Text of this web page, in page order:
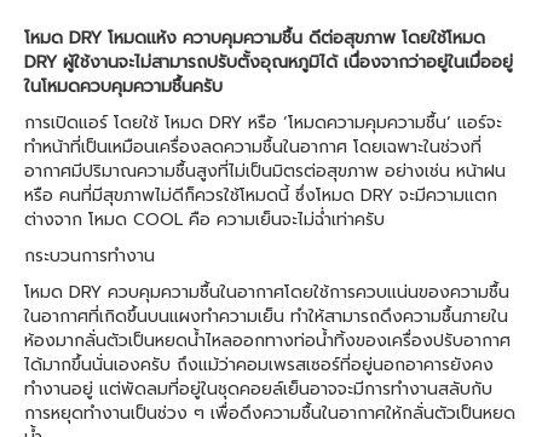
โหมด DRY โหมดแห้ง ควาบคุมความชื้น ดีต่อสุขภาพ โดยใช้โหมด
DRY ผู้ใช้งานจะไม่สามารถปรับตั้งอุณหภูมิได้ เนื่องจากว่าอยู่ในเมื่ออยู่
ในโหมดควบคุมความชื้นครับ
การเปิดแอร์ โดยใช้ โหมด DRY หรือ ‘โหมดความคุมความชื้น’ แอร์จะ
ทำหน้าที่เป็นเหมือนเครื่องลดความชื้นในอากาศ โดยเฉพาะในช่วงที่
อากาศมีปริมาณความชื้นสูงที่ไม่เป็นมิตรต่อสุขภาพ อย่างเช่น หน้าฝน
หรือ คนที่มีสุขภาพไม่ดีก็ควรใช้โหมดนี้ ซึ่งโหมด DRY จะมีความแตก
ต่างจาก โหมด COOL คือ ความเย็นจะไม่ฉ่ำเท่าครับ
กระบวนการทำงาน
โหมด DRY ควบคุมความชื้นในอากาศโดยใช้การควบแน่นของความชื้น
ในอากาศที่เกิดขึ้นบนแผงทำความเย็น ทำให้สามารถดึงความชื้นภายใน
ห้องมากลั่นตัวเป็นหยดน้ำไหลออกทางท่อน้ำทิ้งของเครื่องปรับอากาศ
ได้มากขึ้นนั่นเองครับ ถึงแม้ว่าคอมเพรสเซอร์ที่อยู่นอกอาคารยังคง
ทำงานอยู่ แต่พัดลมที่อยู่ในชุดคอยล์เย็นอาจจะมีการทำงานสลับกับ
การหยุดทำงานเป็นช่วง ๆ เพื่อดึงความชื้นในอากาศให้กลั่นตัวเป็นหยด